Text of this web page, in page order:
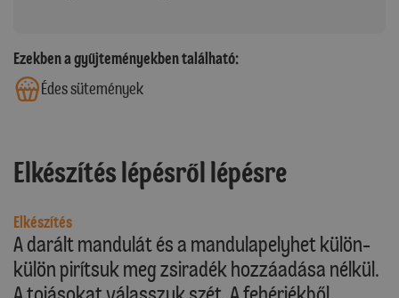
Ezekben a gyűjteményekben található:
Édes sütemények
Elkészítés lépésről lépésre
Elkészítés
A darált mandulát és a mandulapelyhet külön-
külön pirítsuk meg zsiradék hozzáadása nélkül.